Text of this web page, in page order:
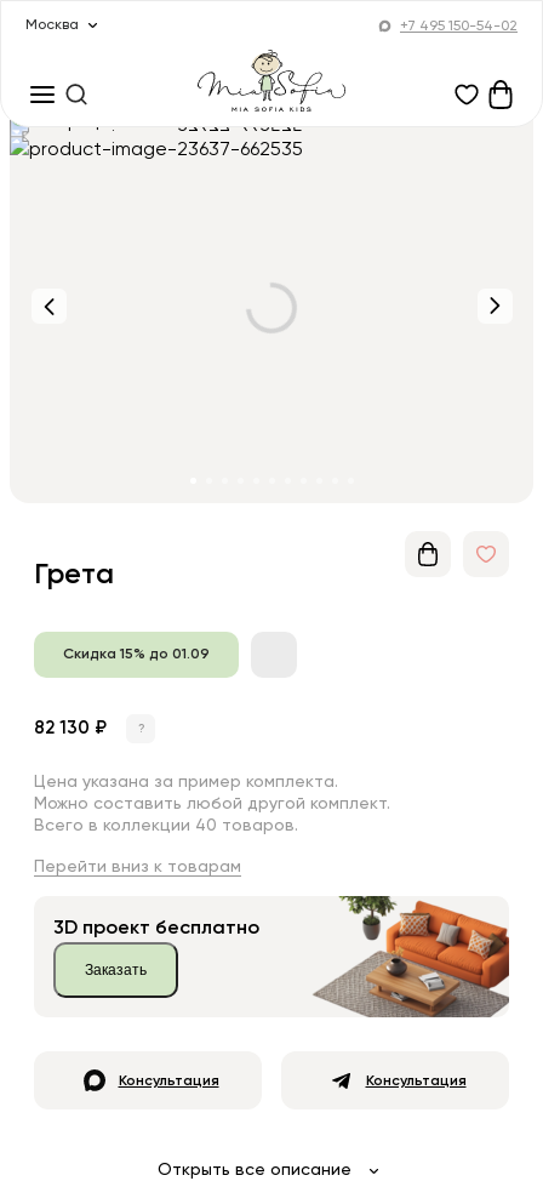
Москва +7 495 150-54-02
Грета
Скидка 15% до 01.09
82 130 ₽ ?
Цена указана за пример комплекта.
Можно составить любой другой комплект.
Всего в коллекции 40 товаров.
Перейти вниз к товарам
3D проект бесплатно
Заказать
Консультация Консультация
Открыть все описание